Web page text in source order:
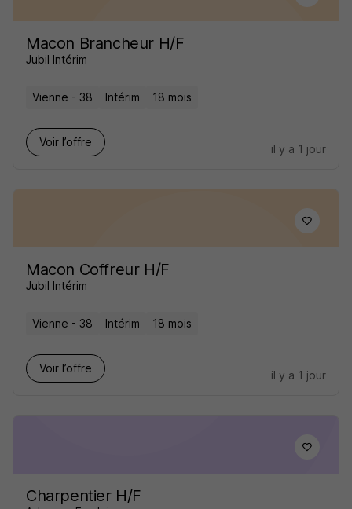
Macon Brancheur H/F
Jubil Intérim
Vienne - 38 Intérim 18 mois
Voir l’offre
il y a 1 jour
Macon Coffreur H/F
Jubil Intérim
Vienne - 38 Intérim 18 mois
Voir l’offre
il y a 1 jour
Charpentier H/F